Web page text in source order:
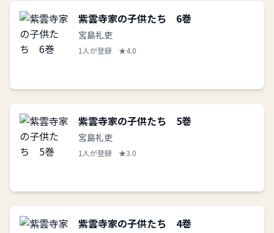
紫雲寺家の子供たち 6巻
宮島礼吏
1人が登録 ★4.0
紫雲寺家の子供たち 5巻
宮島礼吏
1人が登録 ★3.0
紫雲寺家の子供たち 4巻